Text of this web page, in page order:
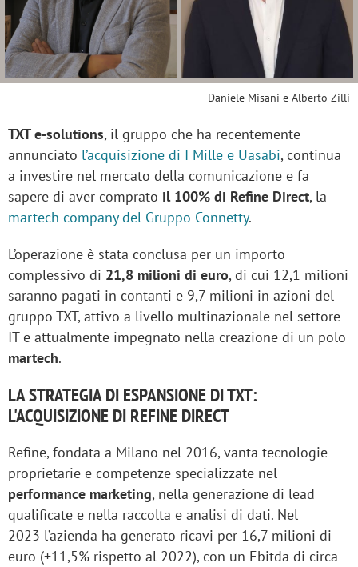
Daniele Misani e Alberto Zilli
TXT e-solutions, il gruppo che ha recentemente
annunciato l’acquisizione di I Mille e Uasabi, continua
a investire nel mercato della comunicazione e fa
sapere di aver comprato il 100% di Refine Direct, la
martech company del Gruppo Connetty.
L’operazione è stata conclusa per un importo
complessivo di 21,8 milioni di euro, di cui 12,1 milioni
saranno pagati in contanti e 9,7 milioni in azioni del
gruppo TXT, attivo a livello multinazionale nel settore
IT e attualmente impegnato nella creazione di un polo
martech.
LA STRATEGIA DI ESPANSIONE DI TXT:
L'ACQUISIZIONE DI REFINE DIRECT
Refine, fondata a Milano nel 2016, vanta tecnologie
proprietarie e competenze specializzate nel
performance marketing, nella generazione di lead
qualificate e nella raccolta e analisi di dati. Nel
2023 l’azienda ha generato ricavi per 16,7 milioni di
euro (+11,5% rispetto al 2022), con un Ebitda di circa